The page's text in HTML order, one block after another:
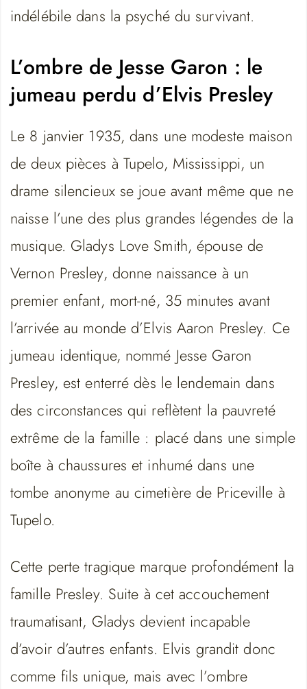
indélébile dans la psyché du survivant.
L’ombre de Jesse Garon : le
jumeau perdu d’Elvis Presley
Le 8 janvier 1935, dans une modeste maison
de deux pièces à Tupelo, Mississippi, un
drame silencieux se joue avant même que ne
naisse l’une des plus grandes légendes de la
musique. Gladys Love Smith, épouse de
Vernon Presley, donne naissance à un
premier enfant, mort-né, 35 minutes avant
l’arrivée au monde d’Elvis Aaron Presley. Ce
jumeau identique, nommé Jesse Garon
Presley, est enterré dès le lendemain dans
des circonstances qui reflètent la pauvreté
extrême de la famille : placé dans une simple
boîte à chaussures et inhumé dans une
tombe anonyme au cimetière de Priceville à
Tupelo.
Cette perte tragique marque profondément la
famille Presley. Suite à cet accouchement
traumatisant, Gladys devient incapable
d’avoir d’autres enfants. Elvis grandit donc
comme fils unique, mais avec l’ombre